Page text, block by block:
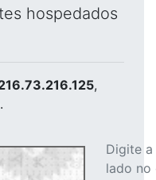
hospedados
,
Digite
lado no